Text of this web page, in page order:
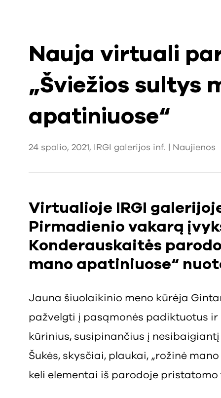
Nauja virtuali
„Šviežios sultys
apatiniuose“
24 spalio, 2021, IRGI galerijos inf. | Naujienos
Virtualioje IRGI
Pirmadienio vakarą
Konderauskaitės
mano apatiniuose“
Jauna šiuolaikinio meno kūrėja
pažvelgti į pasąmonės padiktuotus
kūrinius, susipinančius į
Šukės, skysčiai, plaukai, „rožinė
keli elementai iš parodoje